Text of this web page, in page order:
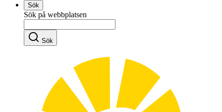
Sök
Sök på webbplatsen
Sök